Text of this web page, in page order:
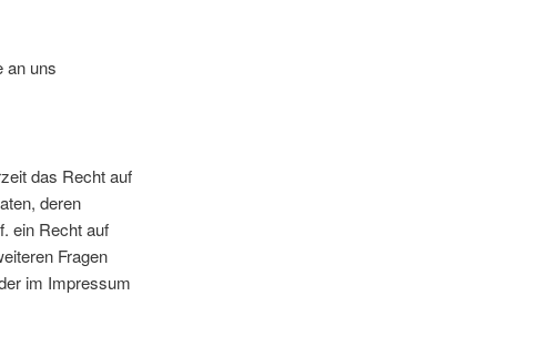
an uns
das Recht auf
deren
ein Recht auf
Fragen
im Impressum